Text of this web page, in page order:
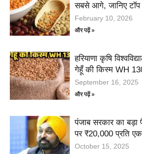
सबसे आगे, जानिए टॉप
February 10, 2026
और पढ़ें »
हरियाणा कृषि
गेहूँ की किस्म WH
September 16, 2025
और पढ़ें »
पंजाब सरकार का
पर ₹20,000 प्रति
October 15, 2025